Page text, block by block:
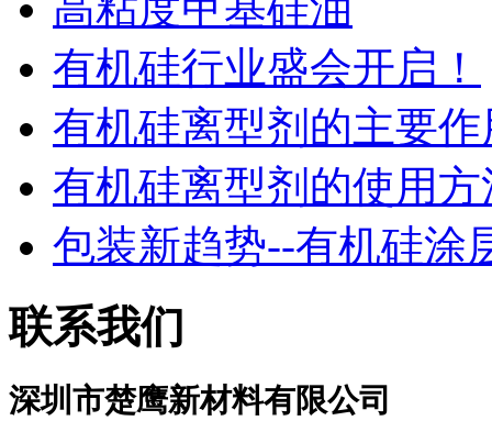
有机硅行业盛会开启！
有机硅离型剂的主要作
有机硅离型剂的使用方
包装新趋势--有机硅涂
联系我们
深圳市楚鹰新材料有限公司